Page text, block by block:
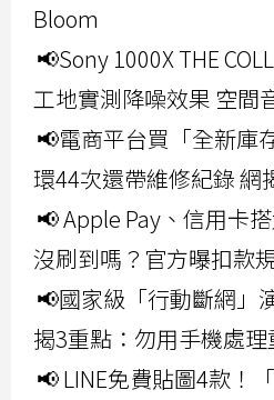
Bloom
📢Sony 1000X THE
工地實測降噪效果 空間
📢電商平台買「全新庫
環44次還帶維修紀錄 網
📢 Apple Pay、信用卡
沒刷到嗎？官方曝扣款
📢國家級「行動斷網」
揭3重點：勿用手機處
📢 LINE免費貼圖4款！